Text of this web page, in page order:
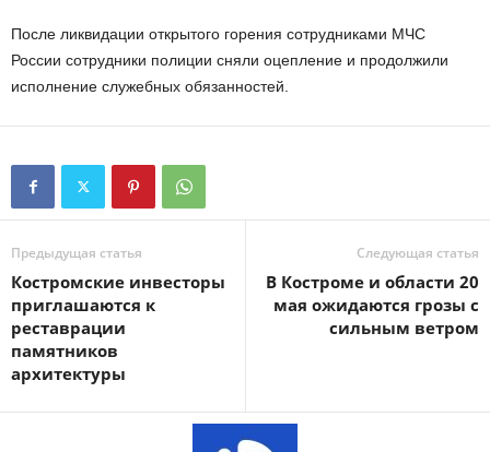
После ликвидации открытого горения сотрудниками МЧС
России сотрудники полиции сняли оцепление и продолжили
исполнение служебных обязанностей.
Предыдущая статья
Костромские инвесторы
приглашаются к
реставрации
памятников
архитектуры
Следующая статья
В Костроме и области 20
мая ожидаются грозы с
сильным ветром